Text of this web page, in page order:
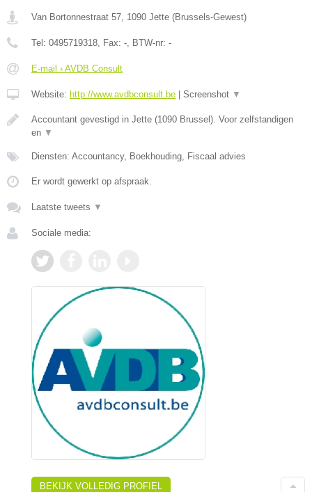
Van Bortonnestraat 57 1090 Jette (Brussels-Gewest)
Tel: 0495719318 , Fax: - , BTW-nr: -
E-mail › AVDB Consult
Website: http://www.avdbconsult.be | Screenshot ▼
Accountant gevestigd in Jette (1090 Brussel). Voor zelfstandigen
en ▼
Diensten: Accountancy, Boekhouding, Fiscaal advies
Er wordt gewerkt op afspraak.
Laatste tweets ▼
Sociale media:
BEKIJK VOLLEDIG PROFIEL